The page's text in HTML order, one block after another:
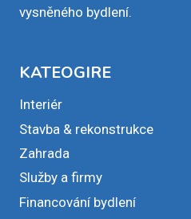
vysněného bydlení.
KATEOGIRE
Interiér
Stavba & rekonstrukce
Zahrada
Služby a firmy
Financování bydlení